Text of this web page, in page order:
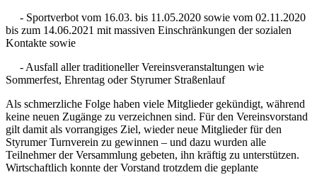
- Sportverbot vom 16.03. bis 11.05.2020 sowie vom 02.11.2020
bis zum 14.06.2021 mit massiven Einschränkungen der sozialen
Kontakte sowie
- Ausfall aller traditioneller Vereinsveranstaltungen wie
Sommerfest, Ehrentag oder Styrumer Straßenlauf
Als schmerzliche Folge haben viele Mitglieder gekündigt, während
keine neuen Zugänge zu verzeichnen sind. Für den Vereinsvorstand
gilt damit als vorrangiges Ziel, wieder neue Mitglieder für den
Styrumer Turnverein zu gewinnen – und dazu wurden alle
Teilnehmer der Versammlung gebeten, ihn kräftig zu unterstützen.
Wirtschaftlich konnte der Vorstand trotzdem die geplante